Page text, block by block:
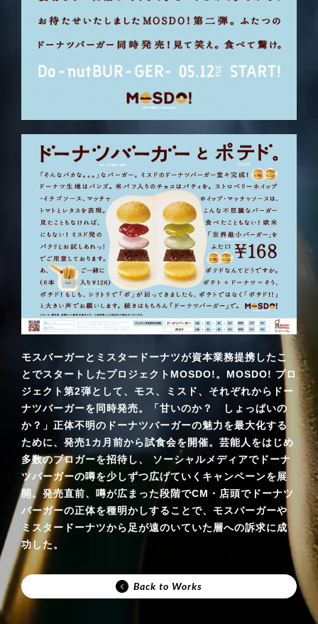
モスバーガーとミスタードーナツが資本業務提携したこ
とでスタートしたプロジェクトMOSDO!。MOSDO! プロ
ジェクト第2弾として、モス、ミスド、それぞれからドー
ナツバーガーを同時発売。「甘いのか？ しょっぱいの
か？」正体不明のドーナツバーガーの魅力を最大化する
ために、発売1カ月前から試食会を開催。芸能人をはじめ
多数のブロガーを招待し、 ソーシャルメディアでドーナ
ツバーガーの噂を少しずつ広げていくキャンペーンを展
開。発売直前、噂が広まった段階でCM・店頭でドーナツ
バーガーの正体を種明かしすることで、モスバーガーや
ミスタードーナツから足が遠のいていた層への訴求に成
功した。
Back to Works